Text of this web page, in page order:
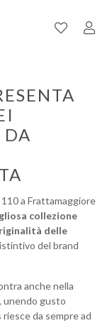
a Frattamaggiore
collezione
delle
del brand
anche nella
unendo gusto
da sempre ad